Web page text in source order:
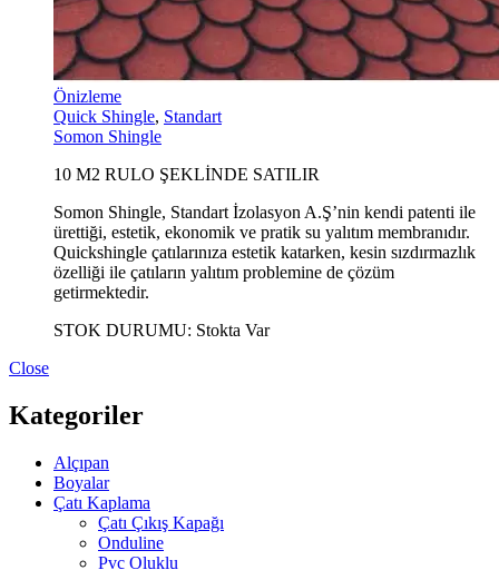
Önizleme
Quick Shingle, Standart
Somon Shingle
10 M2 RULO ŞEKLİNDE SATILIR
Somon Shingle, Standart İzolasyon A.Ş’nin kendi patenti ile
ürettiği, estetik, ekonomik ve pratik su yalıtım membranıdır.
Quickshingle çatılarınıza estetik katarken, kesin sızdırmazlık
özelliği ile çatıların yalıtım problemine de çözüm
getirmektedir.
STOK DURUMU: Stokta Var
Close
Kategoriler
Alçıpan
Boyalar
Çatı Kaplama
Çatı Çıkış Kapağı
Onduline
Pvc Oluklu